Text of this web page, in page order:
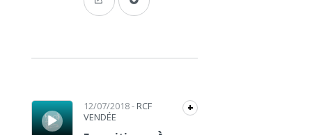
Lecteur audio 12/07/2018- RCF
VENDÉE
+